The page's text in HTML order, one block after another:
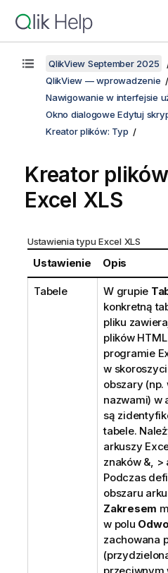
QlikView September 2025
QlikView — wprowadzenie
Nawigowanie w interfejsie
Okno dialogowe Edytuj
Kreator plików: Typ
Kreator
Excel XLS
Ustawienia typu Excel XLS
Ustawienie Opis
Tabele W grupie
konkretną
pliku
plików
programie
w
obszary (np.
nazwami) w
są
tabele.
arkuszy
znaków &, >
Podczas
obszaru
Zakresem
w polu
zachowana